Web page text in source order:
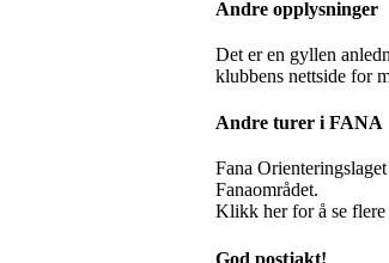
Andre opplysninger
Det er en gyllen
klubbens nettside for
Andre turer i FANA
Fana
Fanaområdet.
Klikk her for å se
God postjakt!